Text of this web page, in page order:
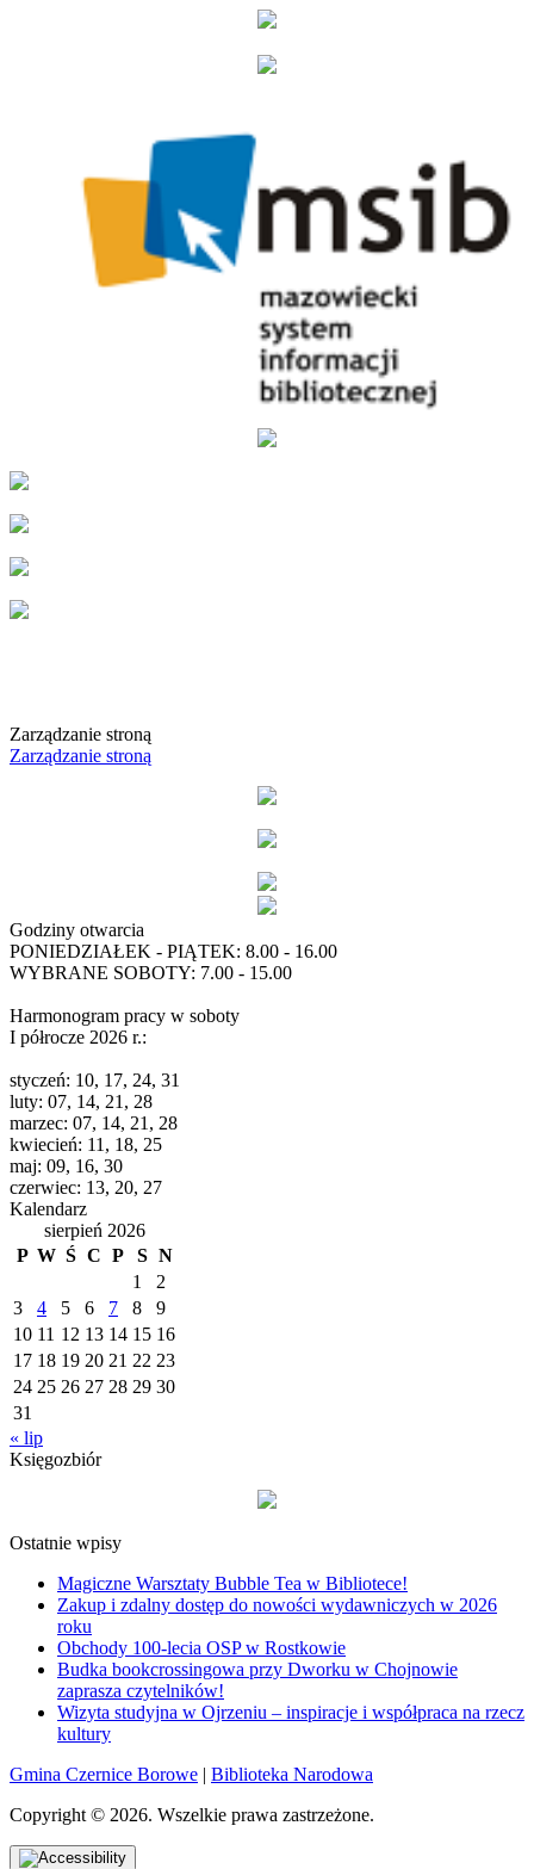
Zarządzanie stroną
Zarządzanie stroną
Godziny otwarcia
PONIEDZIAŁEK - PIĄTEK: 8.00 - 16.00
WYBRANE SOBOTY: 7.00 - 15.00
Harmonogram pracy w soboty
I półrocze 2026 r.:
styczeń: 10, 17, 24, 31
luty: 07, 14, 21, 28
marzec: 07, 14, 21, 28
kwiecień: 11, 18, 25
maj: 09, 16, 30
czerwiec: 13, 20, 27
Kalendarz
sierpień 2026
P W Ś C P S N
1
2
3
4 5 6 7 8
9
10 11 12 13 14 15 16
17 18 19 20 21 22 23
24 25 26 27 28 29 30
31
« lip
Księgozbiór
Ostatnie wpisy
Magiczne Warsztaty Bubble Tea w Bibliotece!
Zakup i zdalny dostęp do nowości wydawniczych w 2026
roku
Obchody 100-lecia OSP w Rostkowie
Budka bookcrossingowa przy Dworku w Chojnowie
zaprasza czytelników!
Wizyta studyjna w Ojrzeniu – inspiracje i współpraca na rzecz
kultury
Gmina Czernice Borowe | Biblioteka Narodowa
Copyright © 2026. Wszelkie prawa zastrzeżone.